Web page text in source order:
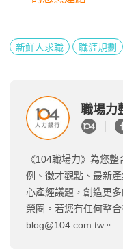
新鮮人求職 職涯規劃
職場力
《104職場力》為您
例、徵才觀點、最新
心產經議題，創造更
榮圈。若您有任何整
blog@104.com.tw 。